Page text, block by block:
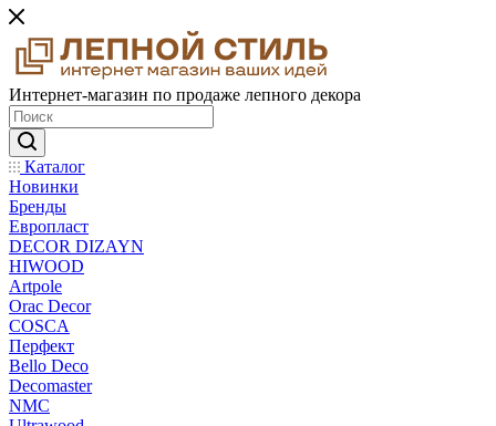
Интернет-магазин по продаже лепного декора
Каталог
Новинки
Бренды
Европласт
DECOR DIZAYN
HIWOOD
Artpole
Orac Decor
COSCA
Перфект
Bello Deco
Decomaster
NMС